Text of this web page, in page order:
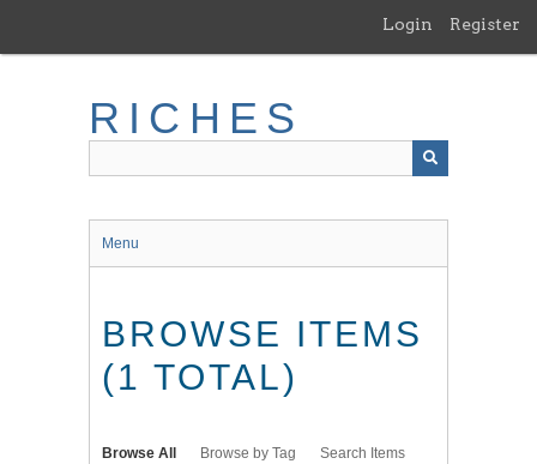
main
Login Register
RICHES
Menu
BROWSE ITEMS
(1 TOTAL)
Browse All Browse by Tag Search Items